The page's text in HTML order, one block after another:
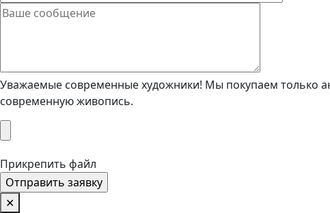
Уважаемые современные художники! Мы покупаем только
современную живопись.
Прикрепить файл
✕